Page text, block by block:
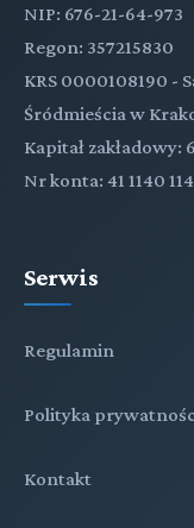
NIP: 676-21-64-973
Regon: 357215830
KRS 0000108190 -
Śródmieścia w
Kapitał zakładowy:
Nr konta: 41 1140
Serwis
Regulamin
Polityka
Kontakt